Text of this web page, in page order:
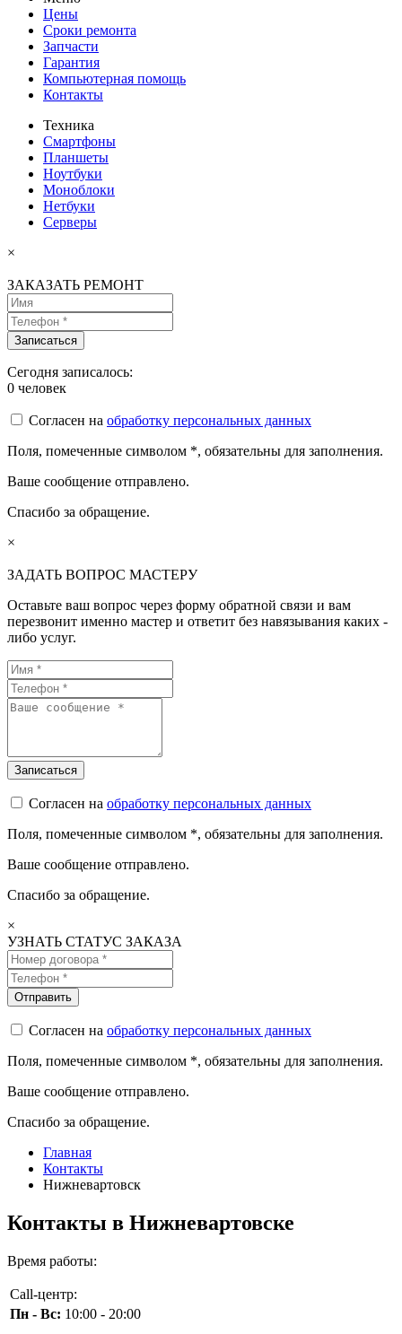
Цены
Сроки ремонта
Запчасти
Гарантия
Компьютерная помощь
Контакты
Техника
Смартфоны
Планшеты
Ноутбуки
Моноблоки
Нетбуки
Серверы
×
ЗАКАЗАТЬ РЕМОНТ
Сегодня записалось:
0 человек
Согласен на обработку персональных данных
Поля, помеченные символом *, обязательны для заполнения.
Ваше сообщение отправлено.
Спасибо за обращение.
×
ЗАДАТЬ ВОПРОС МАСТЕРУ
Оставьте ваш вопрос через форму обратной связи и вам
перезвонит именно мастер и ответит без навязывания каких -
либо услуг.
Согласен на обработку персональных данных
Поля, помеченные символом *, обязательны для заполнения.
Ваше сообщение отправлено.
Спасибо за обращение.
×
УЗНАТЬ СТАТУС ЗАКАЗА
Согласен на обработку персональных данных
Поля, помеченные символом *, обязательны для заполнения.
Ваше сообщение отправлено.
Спасибо за обращение.
Главная
Контакты
Нижневартовск
Контакты в Нижневартовске
Время работы:
Call-центр:
Пн - Вс: 10:00 - 20:00